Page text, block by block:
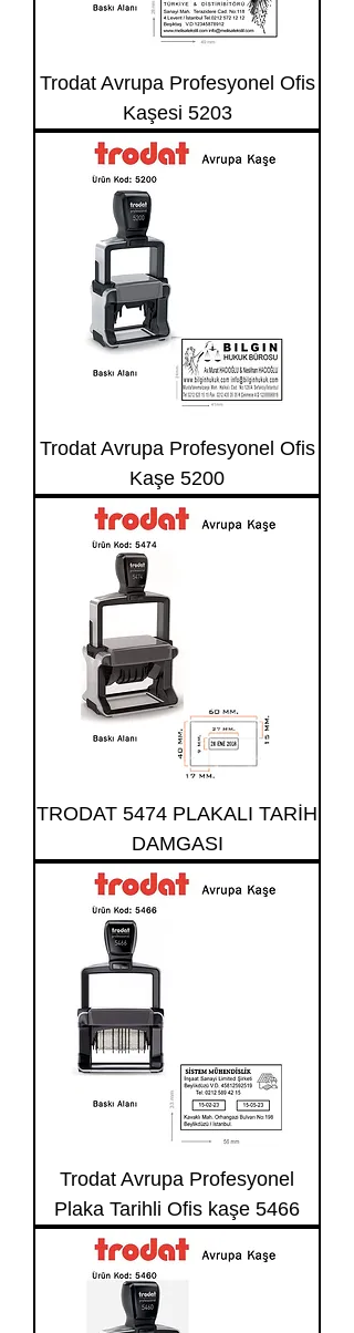
Trodat Avrupa Profesyonel Ofis
Kaşesi 5203
Trodat Avrupa Profesyonel Ofis
Kaşe 5200
TRODAT 5474 PLAKALI TARİH
DAMGASI
Trodat Avrupa Profesyonel
Plaka Tarihli Ofis kaşe 5466